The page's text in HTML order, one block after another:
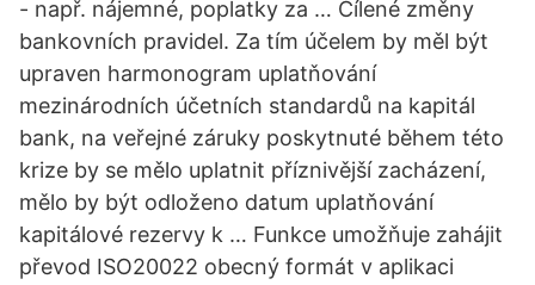
- např. nájemné, poplatky za … Cílené změny
bankovních pravidel. Za tím účelem by měl být
upraven harmonogram uplatňování
mezinárodních účetních standardů na kapitál
bank, na veřejné záruky poskytnuté během této
krize by se mělo uplatnit příznivější zacházení,
mělo by být odloženo datum uplatňování
kapitálové rezervy k … Funkce umožňuje zahájit
převod ISO20022 obecný formát v aplikaci